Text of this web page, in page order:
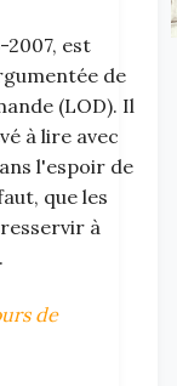
2007, est
de
(LOD). Il
à lire avec
l'espoir de
que les
à
de